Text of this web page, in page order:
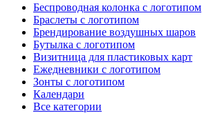
Беспроводная колонка с логотипом
Браслеты с логотипом
Брендирование воздушных шаров
Бутылка с логотипом
Визитница для пластиковых карт
Ежедневники с логотипом
Зонты с логотипом
Календари
Все категории